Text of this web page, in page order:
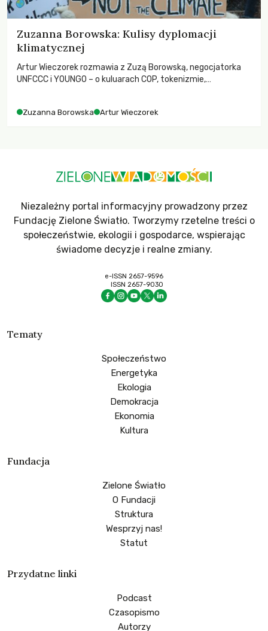
Zuzanna Borowska: Kulisy dyplomacji
klimatycznej
Artur Wieczorek rozmawia z Zuzą Borowską, negocjatorka
UNFCCC i YOUNGO – o kuluarach COP, tokenizmie,
Zuzanna Borowska Artur Wieczorek
Niezależny portal informacyjny prowadzony przez
Fundację Zielone Światło. Tworzymy rzetelne treści o
społeczeństwie, ekologii i gospodarce, wspierając
świadome decyzje i realne zmiany.
e-ISSN 2657-9596
ISSN 2657-9030
Tematy
Społeczeństwo
Energetyka
Ekologia
Demokracja
Ekonomia
Kultura
Fundacja
Zielone Światło
O Fundacji
Struktura
Wesprzyj nas!
Statut
Przydatne linki
Podcast
Czasopismo
Autorzy